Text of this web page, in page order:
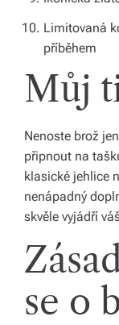
Limitovaná
příběhem
Můj
Nenoste brož
připnout na
klasické jehlice
nenápadný
skvěle vyjádří
se o